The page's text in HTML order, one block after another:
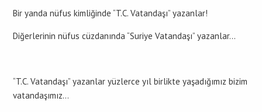
Bir yanda nüfus kimliğinde “T.C. Vatandaşı” yazanlar!
Diğerlerinin nüfus cüzdanında “Suriye Vatandaşı” yazanlar…
“T.C. Vatandaşı” yazanlar yüzlerce yıl birlikte yaşadığımız bizim
vatandaşımız…